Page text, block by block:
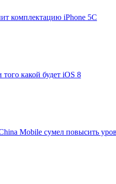
комплектацию iPhone 5C
какой будет iOS 8
Mobile сумел повысить